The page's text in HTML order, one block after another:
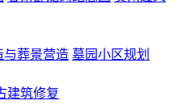
与葬景营造 墓园小区规划
建筑修复